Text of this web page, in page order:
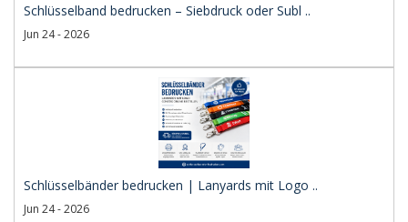
Schlüsselband bedrucken – Siebdruck oder Subl ..
Jun 24 - 2026
Schlüsselbänder bedrucken | Lanyards mit Logo ..
Jun 24 - 2026